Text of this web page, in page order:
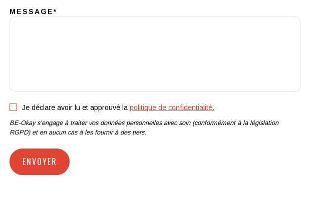
MESSAGE*
Je déclare avoir lu et approuvé lapolitique de confidentialité.
BE-Okay s’engage à traiter vos données personnelles avec soin (conformément à la législation
RGPD) et en aucun cas à les fournir à des tiers.
ENVOYER